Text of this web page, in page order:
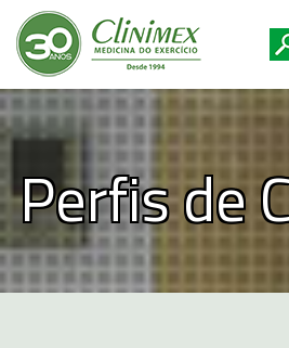
Digite
Perfis de